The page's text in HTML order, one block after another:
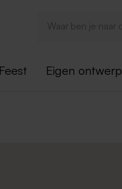
Feest Eigen ontwerp